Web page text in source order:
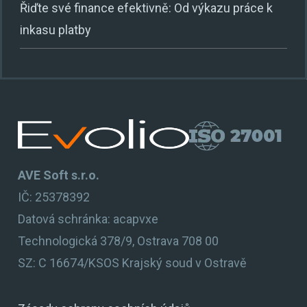
Řiďte své finance efektivně: Od výkazu práce k
inkasu platby
AVE Soft s.r.o.
IČ: 25378392
Datová schránka: acapvxe
Technologická 378/9, Ostrava 708 00
SZ: C 16674/KSOS Krajský soud v Ostravě